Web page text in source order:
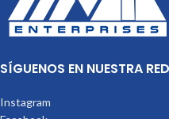
SÍGUENOS EN NUESTRA
Instagram